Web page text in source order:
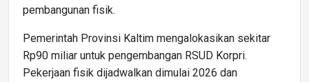
pembangunan fisik.
Pemerintah Provinsi Kaltim mengalokasikan sekitar
Rp90 miliar untuk pengembangan RSUD Korpri.
Pekerjaan fisik dijadwalkan dimulai 2026 dan